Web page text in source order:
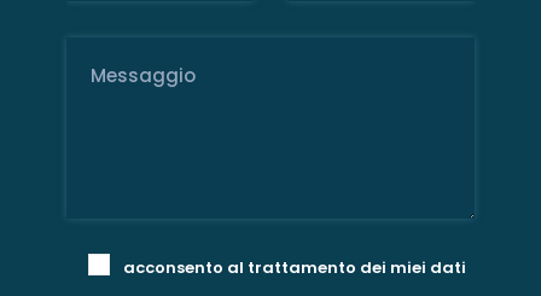
acconsento al trattamento dei miei dati